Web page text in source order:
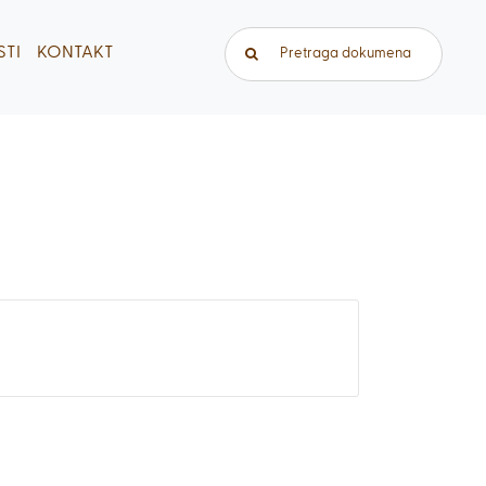
KONTAKT Traži...